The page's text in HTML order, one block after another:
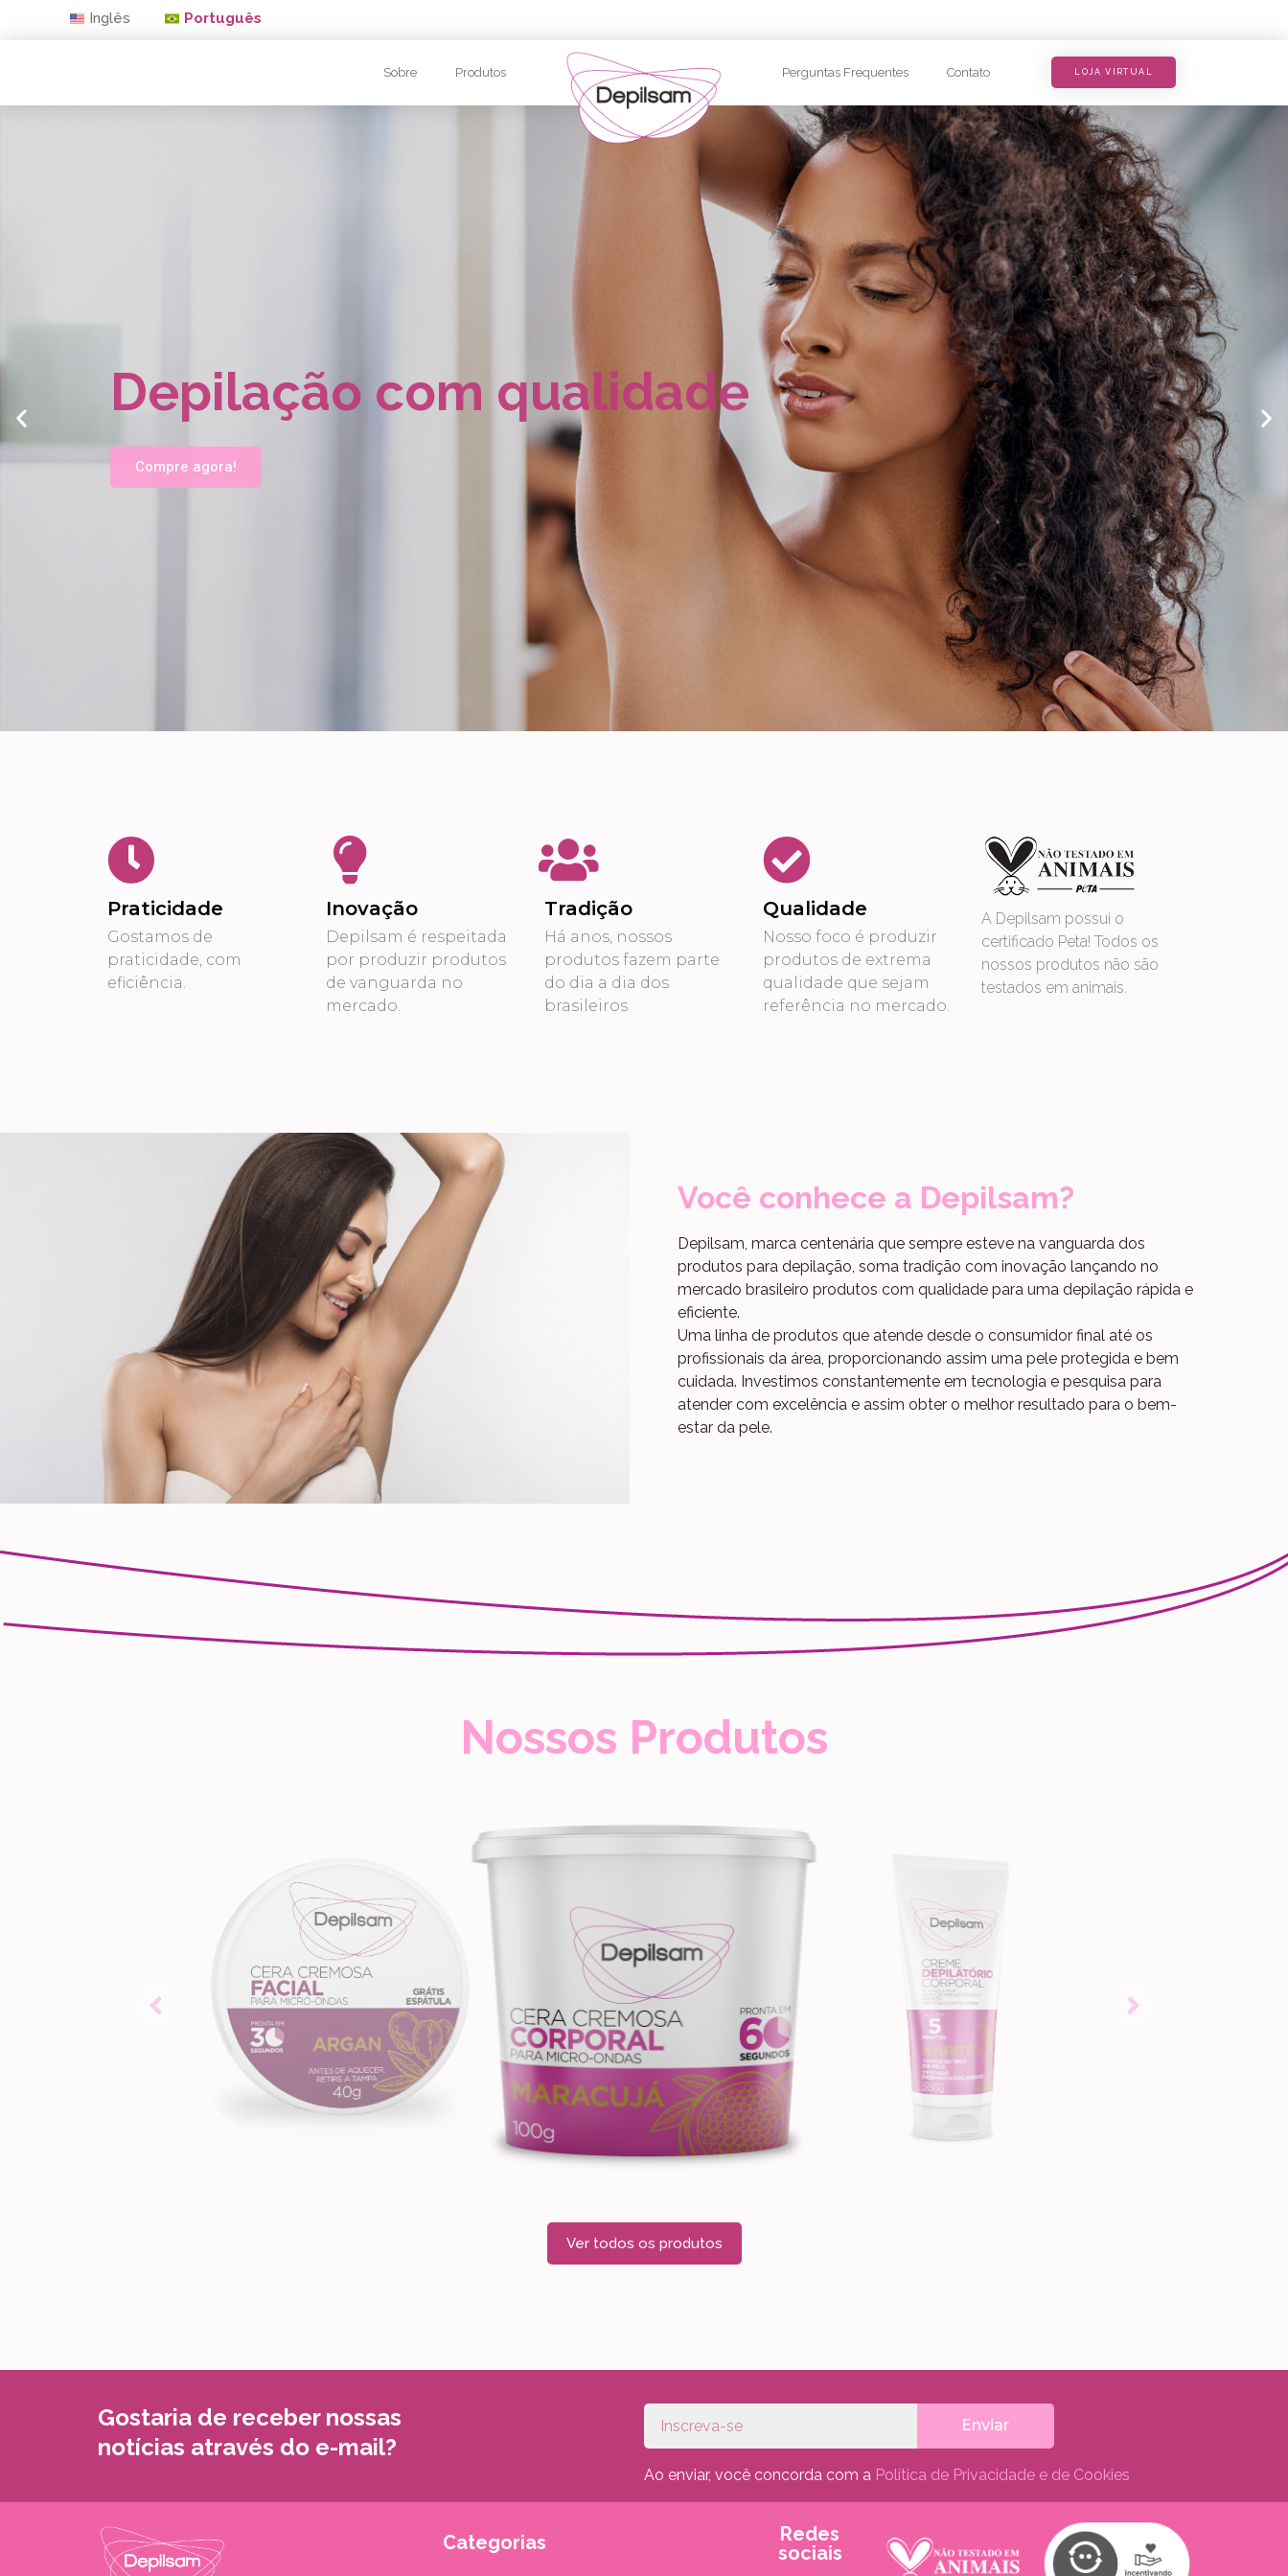
Inglês Português
Sobre Produtos Perguntas Frequentes Contato LOJA VIRTUAL
Depilação com qualidade
Compre agora!
Praticidade
Gostamos de
praticidade, com
eficiência.
Inovação
Depilsam é respeitada
por produzir produtos
de vanguarda no
mercado.
Tradição
Há anos, nossos
produtos fazem parte
do dia a dia dos
brasileiros
Qualidade
Nosso foco é produzir
produtos de extrema
qualidade que sejam
referência no mercado.
A Depilsam possui o
certificado Peta! Todos os
nossos produtos não são
testados em animais.
Você conhece a Depilsam?
Depilsam, marca centenária que sempre esteve na vanguarda dos
produtos para depilação, soma tradição com inovação lançando no
mercado brasileiro produtos com qualidade para uma depilação rápida e
eficiente.
Uma linha de produtos que atende desde o consumidor final até os
profissionais da área, proporcionando assim uma pele protegida e bem
cuidada. Investimos constantemente em tecnologia e pesquisa para
atender com excelência e assim obter o melhor resultado para o bem-
estar da pele.
Nossos Produtos
Ver todos os produtos
Gostaria de receber nossas
notícias através do e-mail?
Enviar
Ao enviar, você concorda com a Política de Privacidade e de Cookies
Categorias
Redes
sociais